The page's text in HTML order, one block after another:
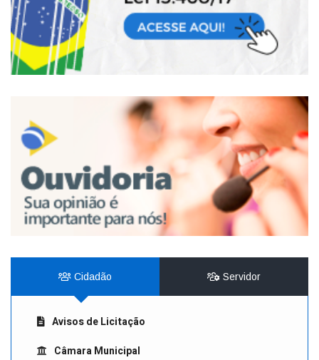
Cidadão Servidor
Avisos de Licitação
Câmara Municipal